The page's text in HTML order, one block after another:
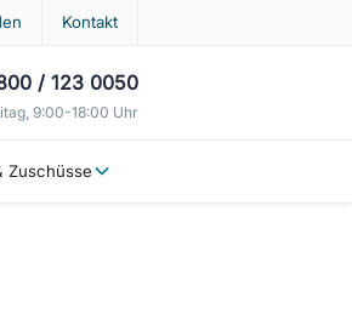
Kontakt
/ 123 0050
9:00-18:00 Uhr
Zuschüsse